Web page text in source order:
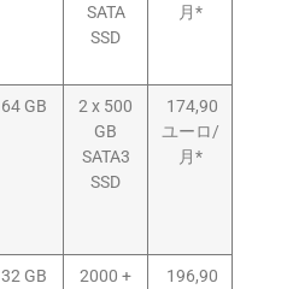
SATA
SSD
月*
64 GB
2 x 500
GB
SATA3
SSD
174,90
ユーロ/
月*
32 GB
2000 +
196,90